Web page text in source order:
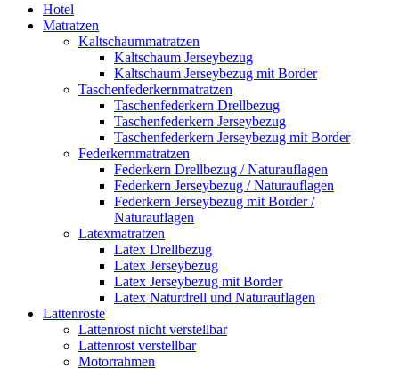
Hotel
Matratzen
Kaltschaummatratzen
Kaltschaum Jerseybezug
Kaltschaum Jerseybezug mit Border
Taschenfederkernmatratzen
Taschenfederkern Drellbezug
Taschenfederkern Jerseybezug
Taschenfederkern Jerseybezug mit Border
Federkernmatratzen
Federkern Drellbezug / Naturauflagen
Federkern Jerseybezug / Naturauflagen
Federkern Jerseybezug mit Border /
Naturauflagen
Latexmatratzen
Latex Drellbezug
Latex Jerseybezug
Latex Jerseybezug mit Border
Latex Naturdrell und Naturauflagen
Lattenroste
Lattenrost nicht verstellbar
Lattenrost verstellbar
Motorrahmen